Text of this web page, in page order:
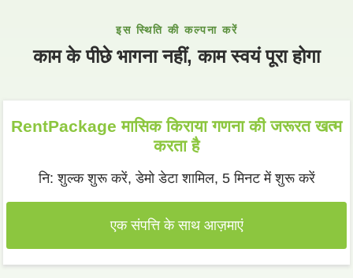
इस स्थिति की कल्पना करें
काम के पीछे भागना नहीं, काम स्वयं पूरा होगा
RentPackage मासिक किराया गणना की जरूरत खत्म
करता है
नि: शुल्क शुरू करें, डेमो डेटा शामिल, 5 मिनट में शुरू करें
एक संपत्ति के साथ आज़माएं